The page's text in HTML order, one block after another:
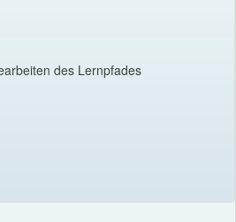
des Lernpfades